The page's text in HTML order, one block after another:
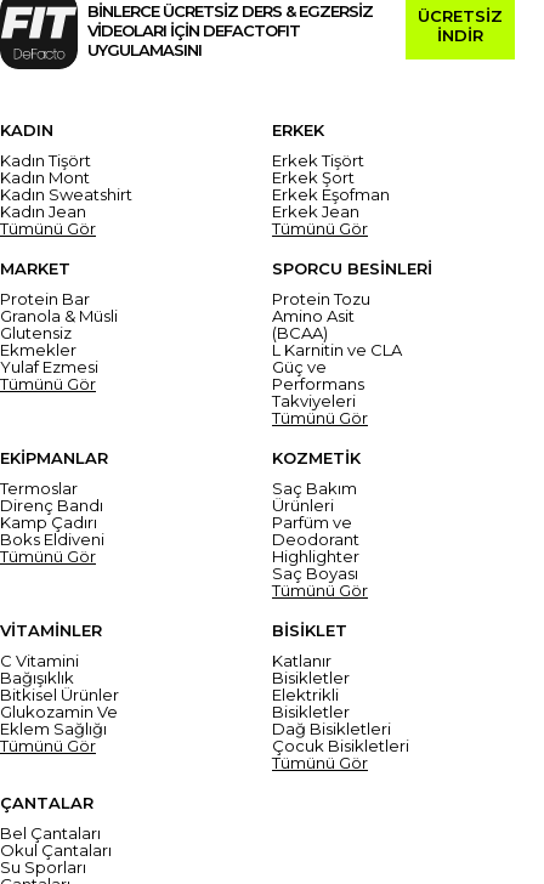
BİNLERCE ÜCRETSİZ DERS & EGZERSİZ
VİDEOLARI İÇİN DEFACTOFIT
UYGULAMASINI
ÜCRETSİZ
İNDİR
KADIN
Kadın Tişört
Kadın Mont
Kadın Sweatshirt
Kadın Jean
Tümünü Gör
ERKEK
Erkek Tişört
Erkek Şort
Erkek Eşofman
Erkek Jean
Tümünü Gör
MARKET
Protein Bar
Granola & Müsli
Glutensiz
Ekmekler
Yulaf Ezmesi
Tümünü Gör
SPORCU BESİNLERİ
Protein Tozu
Amino Asit
(BCAA)
L Karnitin ve CLA
Güç ve
Performans
Takviyeleri
Tümünü Gör
EKİPMANLAR
Termoslar
Direnç Bandı
Kamp Çadırı
Boks Eldiveni
Tümünü Gör
KOZMETİK
Saç Bakım
Ürünleri
Parfüm ve
Deodorant
Highlighter
Saç Boyası
Tümünü Gör
VİTAMİNLER
C Vitamini
Bağışıklık
Bitkisel Ürünler
Glukozamin Ve
Eklem Sağlığı
Tümünü Gör
BİSİKLET
Katlanır
Bisikletler
Elektrikli
Bisikletler
Dağ Bisikletleri
Çocuk Bisikletleri
Tümünü Gör
ÇANTALAR
Bel Çantaları
Okul Çantaları
Su Sporları